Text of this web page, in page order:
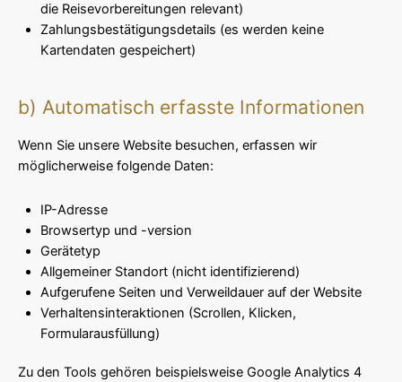
die Reisevorbereitungen relevant)
Zahlungsbestätigungsdetails (es werden keine
Kartendaten gespeichert)
b) Automatisch erfasste Informationen
Wenn Sie unsere Website besuchen, erfassen wir
möglicherweise folgende Daten:
IP-Adresse
Browsertyp und -version
Gerätetyp
Allgemeiner Standort (nicht identifizierend)
Aufgerufene Seiten und Verweildauer auf der Website
Verhaltensinteraktionen (Scrollen, Klicken,
Formularausfüllung)
Zu den Tools gehören beispielsweise Google Analytics 4